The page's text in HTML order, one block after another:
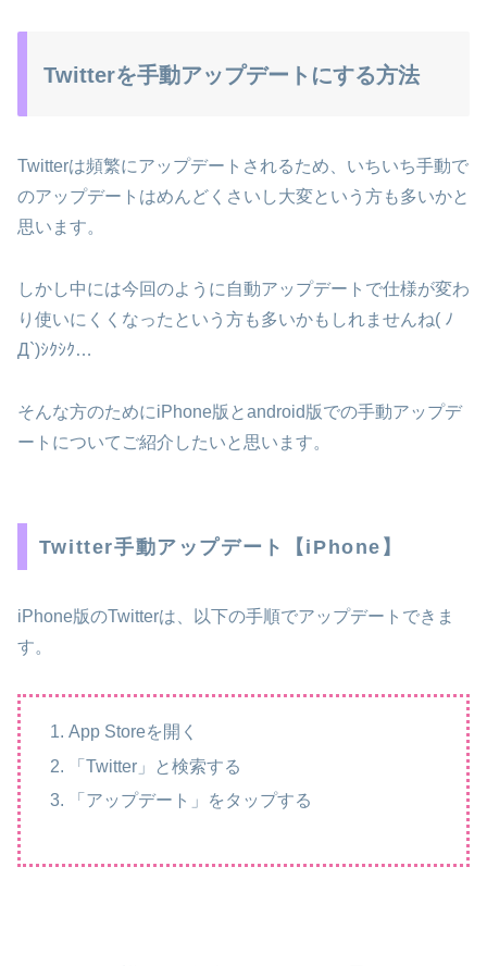
Twitterを手動アップデートにする方法
Twitterは頻繁にアップデートされるため、いちいち手動で
のアップデートはめんどくさいし大変という方も多いかと
思います。
しかし中には今回のように自動アップデートで仕様が変わ
り使いにくくなったという方も多いかもしれませんね( ﾉ
Д`)ｼｸｼｸ…
そんな方のためにiPhone版とandroid版での手動アップデ
ートについてご紹介したいと思います。
Twitter手動アップデート【iPhone】
iPhone版のTwitterは、以下の手順でアップデートできま
す。
App Storeを開く
「Twitter」と検索する
「アップデート」をタップする